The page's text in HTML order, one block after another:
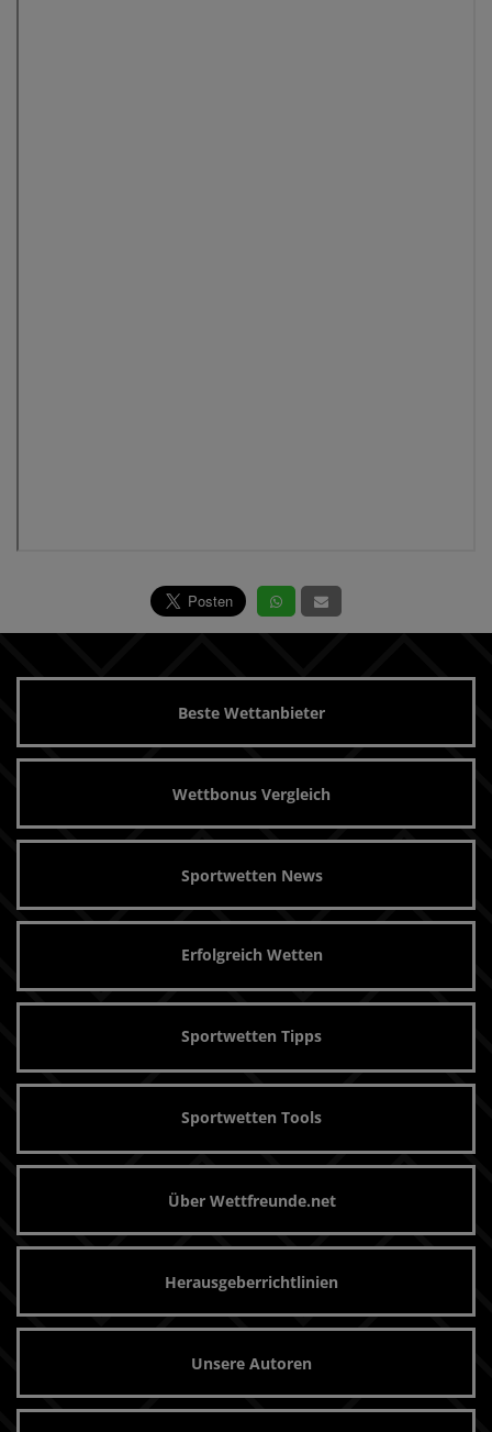
Beste Wettanbieter
Wettbonus Vergleich
Sportwetten News
Erfolgreich Wetten
Sportwetten Tipps
Sportwetten Tools
Über Wettfreunde.net
Herausgeberrichtlinien
Unsere Autoren